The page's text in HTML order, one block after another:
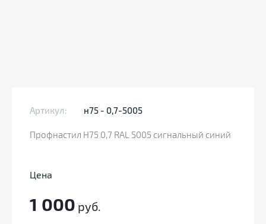
Артикул: н75 - 0,7-5005
Профнастил Н75 0,7 RAL 5005 сигнальный синий
Цена
1 000 руб.